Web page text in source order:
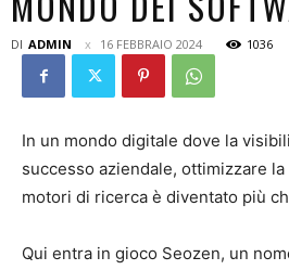
DI ADMIN 16 FEBBRAIO 2024 1036
In un mondo digitale dove la
successo aziendale, ottimizzare
motori di ricerca è diventato più
Qui entra in gioco Seozen, un